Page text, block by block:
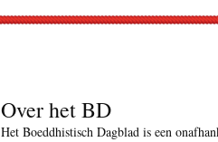
Over het BD
Het Boeddhistisch Dagblad is een